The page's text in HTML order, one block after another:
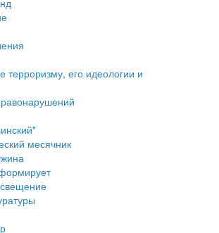
воздействия
проектирования
и застройки
территории
терроризму, его идеологии и
месячник